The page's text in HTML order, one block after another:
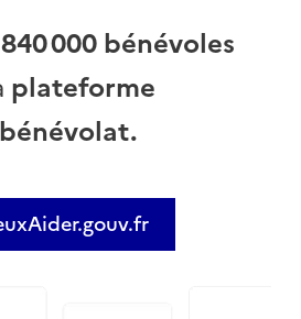
840 000 bénévoles
plateforme